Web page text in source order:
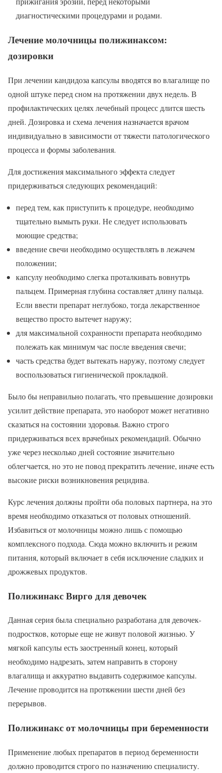
диагностическими процедурами и родами.
Лечение молочницы полижинаксом:
дозировки
При лечении кандидоза капсулы вводятся во влагалище по
одной штуке перед сном на протяжении двух недель. В
профилактических целях лечебный процесс длится шесть
дней. Дозировка и схема лечения назначается врачом
индивидуально в зависимости от тяжести патологического
процесса и формы заболевания.
Для достижения максимального эффекта следует
придерживаться следующих рекомендаций:
перед тем, как приступить к процедуре, необходимо
тщательно вымыть руки. Не следует использовать
моющие средства;
введение свечи необходимо осуществлять в лежачем
положении;
капсулу необходимо слегка проталкивать вовнутрь
пальцем. Примерная глубина составляет длину пальца.
Если ввести препарат неглубоко, тогда лекарственное
вещество просто вытечет наружу;
для максимальной сохранности препарата необходимо
полежать как минимум час после введения свечи;
часть средства будет вытекать наружу, поэтому следует
воспользоваться гигиенической прокладкой.
Было бы неправильно полагать, что превышение дозировки
усилит действие препарата, это наоборот может негативно
сказаться на состоянии здоровья. Важно строго
придерживаться всех врачебных рекомендаций. Обычно
уже через несколько дней состояние значительно
облегчается, но это не повод прекратить лечение, иначе есть
высокие риски возникновения рецидива.
Курс лечения должны пройти оба половых партнера, на это
время необходимо отказаться от половых отношений.
Избавиться от молочницы можно лишь с помощью
комплексного подхода. Сюда можно включить и режим
питания, который включает в себя исключение сладких и
дрожжевых продуктов.
Полижинакс Вирго для девочек
Данная серия была специально разработана для девочек-
подростков, которые еще не живут половой жизнью. У
мягкой капсулы есть заостренный конец, который
необходимо надрезать, затем направить в сторону
влагалища и аккуратно выдавить содержимое капсулы.
Лечение проводится на протяжении шести дней без
перерывов.
Полижинакс от молочницы при беременности
Применение любых препаратов в период беременности
должно проводится строго по назначению специалисту.